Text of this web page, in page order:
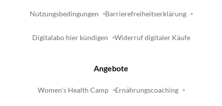
Nutzungsbedingungen Barrierefreiheitserklärung
Digitalabo hier kündigen Widerruf digitaler Käufe
Angebote
Women's Health Camp Ernährungscoaching